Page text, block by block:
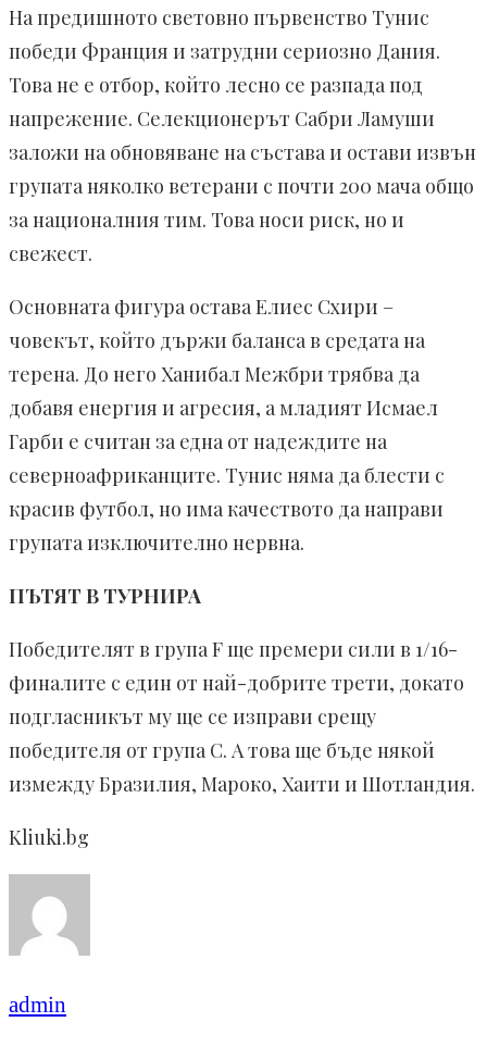
На предишното световно първенство Тунис
победи Франция и затрудни сериозно Дания.
Това не е отбор, който лесно се разпада под
напрежение. Селекционерът Сабри Ламуши
заложи на обновяване на състава и остави извън
групата няколко ветерани с почти 200 мача общо
за националния тим. Това носи риск, но и
свежест.
Основната фигура остава Елиес Схири –
човекът, който държи баланса в средата на
терена. До него Ханибал Межбри трябва да
добавя енергия и агресия, а младият Исмаел
Гарби е считан за една от надеждите на
северноафриканците. Тунис няма да блести с
красив футбол, но има качеството да направи
групата изключително нервна.
ПЪТЯТ В ТУРНИРА
Победителят в група F ще премери сили в 1/16-
финалите с един от най-добрите трети, докато
подгласникът му ще се изправи срещу
победителя от група С. А това ще бъде някой
измежду Бразилия, Мароко, Хаити и Шотландия.
Kliuki.bg
admin